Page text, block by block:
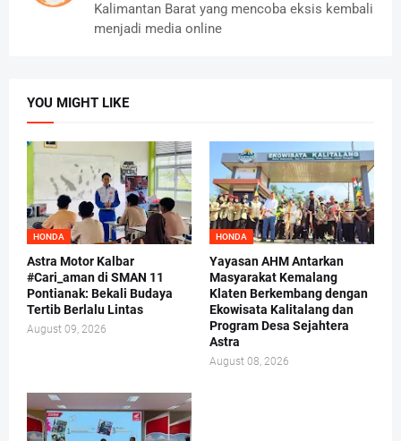
Kalimantan Barat yang mencoba eksis kembali
menjadi media online
YOU MIGHT LIKE
HONDA
Astra Motor Kalbar
#Cari_aman di SMAN 11
Pontianak: Bekali Budaya
Tertib Berlalu Lintas
August 09, 2026
HONDA
Yayasan AHM Antarkan
Masyarakat Kemalang
Klaten Berkembang dengan
Ekowisata Kalitalang dan
Program Desa Sejahtera
Astra
August 08, 2026